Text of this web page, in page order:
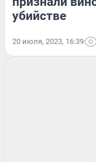
убийстве
20 июля, 2023, 16:39